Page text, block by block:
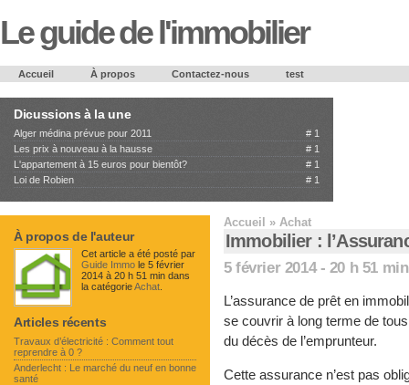
Le guide de l'immobilier
Accueil À propos Contactez-nous test
Dicussions à la une
Alger médina prévue pour 2011 # 1
Les prix à nouveau à la hausse
# 1
L'appartement à 15 euros pour bientôt?
# 1
Loi de Robien
# 1
Accueil » Achat
Immobilier :
5 février 2014 - 20 h 51
L’assurance de prêt en
se couvrir à long terme de
du décès de l’emprunteur.
Cette assurance n’est pas
À propos de l'auteur
Cet article a été posté par
Guide Immo le 5 février
2014 à 20 h 51 min dans
la catégorieAchat
Articles récents
Travaux d’électricité : Comment tout
reprendre à 0 ?
Anderlecht : Le marché du neuf en bonne
santé